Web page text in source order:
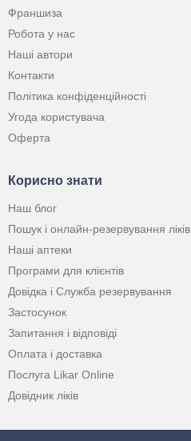
Франшиза
Робота у нас
Наші автори
Контакти
Політика конфіденційності
Угода користувача
Оферта
Корисно знати
Наш блог
Пошук і онлайн-резервування ліків
Наші аптеки
Програми для клієнтів
Довідка і Служба резервування
Застосунок
Запитання і відповіді
Оплата і доставка
Послуга Likar Online
Довідник ліків